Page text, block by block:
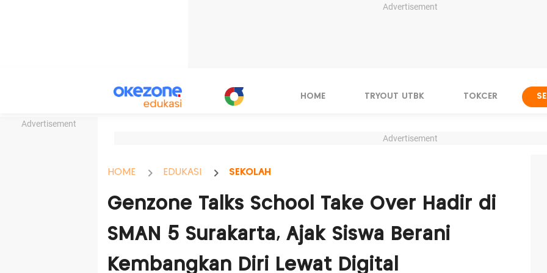
Advertisement
Advertisement
HOME TRYOUT UTBK TOKCER
Advertisement
HOME EDUKASI SEKOLAH
Genzone Talks School Take Over Hadir di
SMAN 5 Surakarta, Ajak Siswa Berani
Kembangkan Diri Lewat Digital